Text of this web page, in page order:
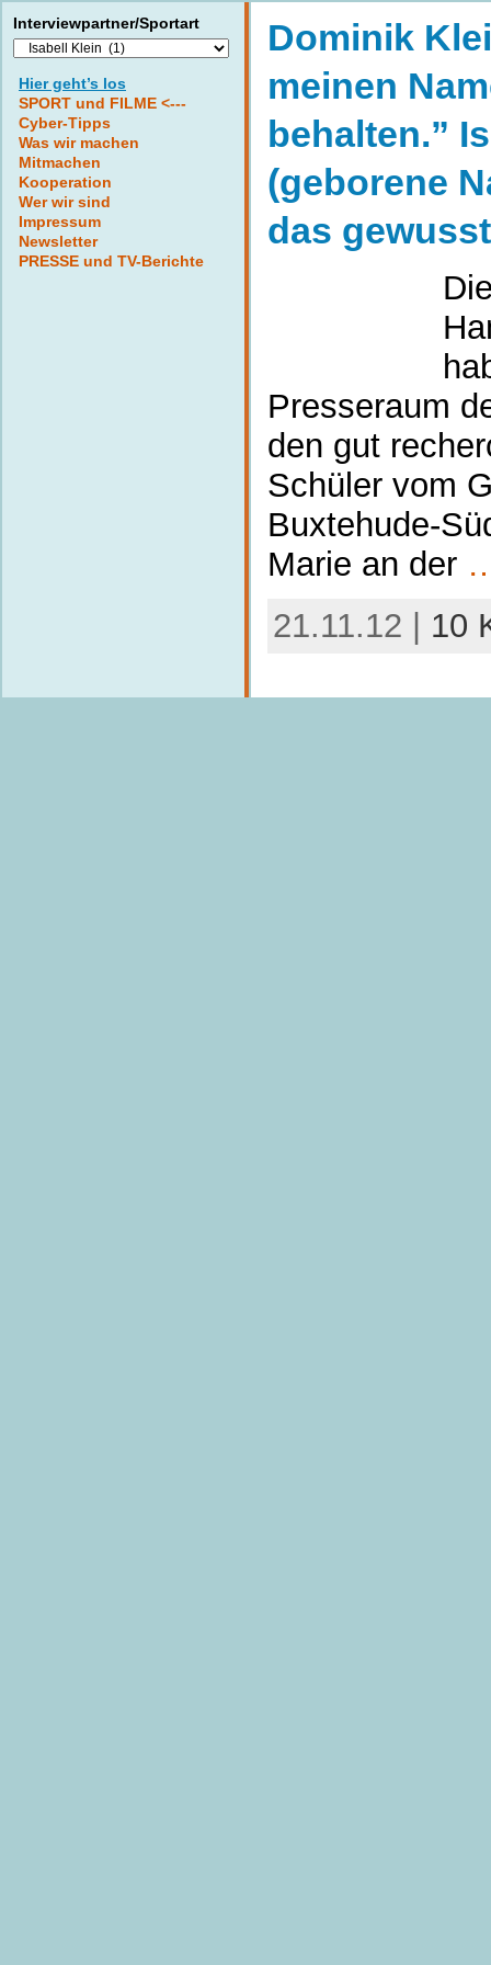
Interviewpartner/Sportart
Interviewpartner/Sportart
Hier geht’s los
SPORT und FILME <---
Cyber-Tipps
Was wir machen
Mitmachen
Kooperation
Wer wir sind
Impressum
Newsletter
PRESSE und TV-Berichte
Dominik
meinen
behalten.”
(geborene
das
Presseraum
den gut
Schüler vom
Buxtehude-
Marie an der
21.11.12 | 10